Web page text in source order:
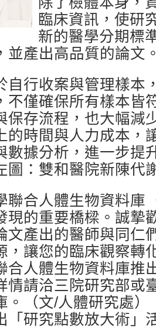
臨床資訊，使研
新的醫學分期標
並產出高品質的論文
自行收案與管理樣本
不僅確保所有樣本皆
保存流程，也大幅減
的時間與人力成本，
數據分析，進一步提
圖：雙和醫院新陳代
聯合人體生物資料庫
現的重要橋樑。誠摯
文產出的醫師與同仁
，讓您的臨床觀察轉
合人體生物資料庫推
情請洽三院研究部或
。（文/人體研究處）
「研究點數放大術」